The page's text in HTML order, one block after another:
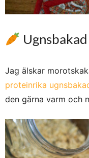
Jag älskar
proteinrika
den gärna varm och